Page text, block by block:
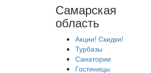
Самарская
область
Акции! Скидки!
Турбазы
Санатории
Гостиницы